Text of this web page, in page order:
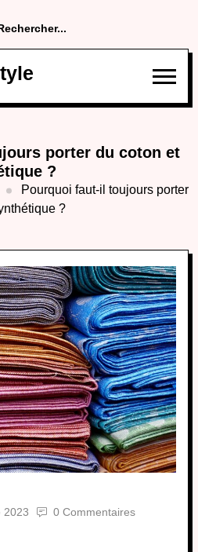
porter du coton et
?
Pourquoi faut-il toujours porter
?
2023 0 Commentaires